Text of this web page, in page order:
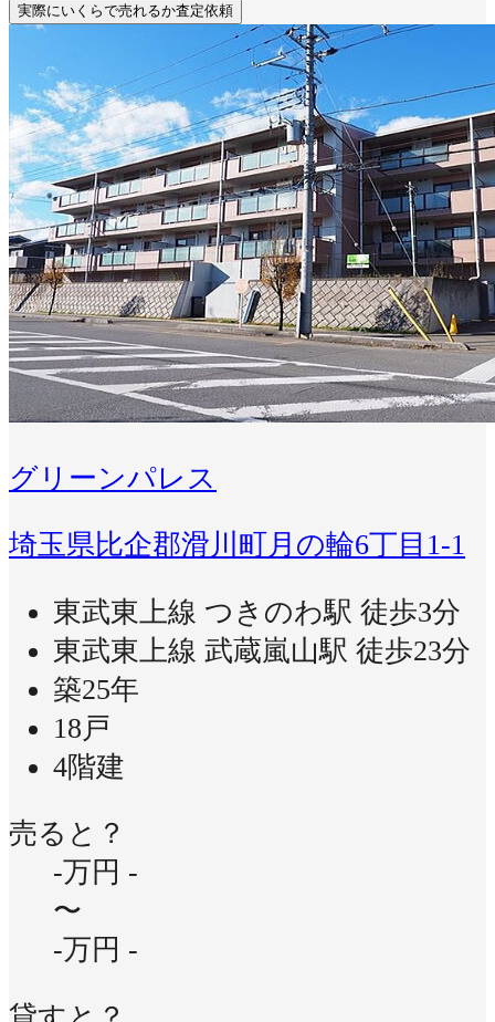
実際にいくらで売れるか査定依頼
グリーンパレス
埼玉県比企郡滑川町月の輪6丁目1-1
東武東上線 つきのわ駅 徒歩3分
東武東上線 武蔵嵐山駅 徒歩23分
築25年
18戸
4階建
売ると？
-万円 -
〜
-万円 -